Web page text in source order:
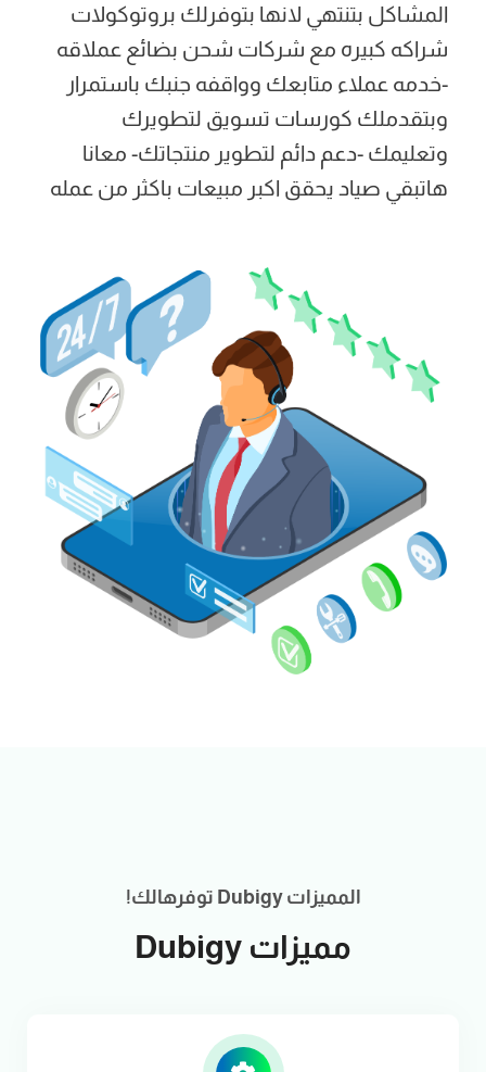
المشاكل بتنتهي لانها بتوفرلك بروتوكولات
شراكه كبيره مع شركات شحن بضائع عملاقه
-خدمه عملاء متابعك وواقفه جنبك باستمرار
وبتقدملك كورسات تسويق لتطويرك
وتعليمك -دعم دائم لتطوير منتجاتك- معانا
هاتبقي صياد يحقق اكبر مبيعات باكثر من عمله
المميزات Dubigy توفرهالك!
مميزات Dubigy